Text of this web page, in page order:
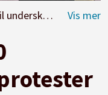
Fredag går høringsfristen ut.